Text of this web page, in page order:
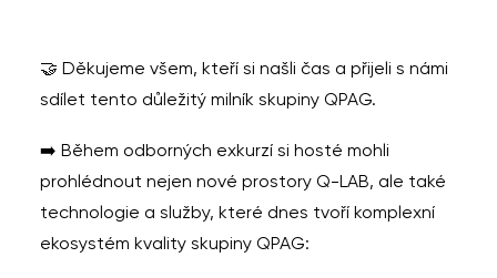
🤝 Děkujeme všem, kteří si našli čas a přijeli s námi
sdílet tento důležitý milník skupiny QPAG.
➡️ Během odborných exkurzí si hosté mohli
prohlédnout nejen nové prostory Q-LAB, ale také
technologie a služby, které dnes tvoří komplexní
ekosystém kvality skupiny QPAG: